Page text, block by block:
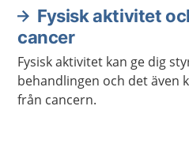
Fysisk aktivitet
cancer
Fysisk aktivitet kan ge dig
behandlingen och det även
från cancern.